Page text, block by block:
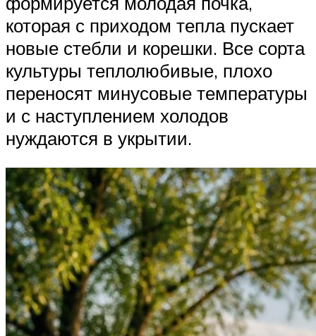
которая с приходом тепла пускает
новые стебли и корешки. Все сорта
культуры теплолюбивые, плохо
переносят минусовые температуры
и с наступлением холодов
нуждаются в укрытии.